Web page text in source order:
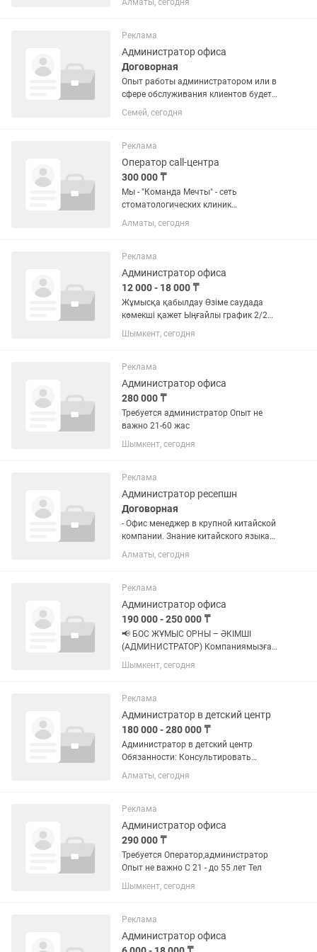
договору График работы: 9:00-18:00
специалист, с опытом, по
документации, по...
Алматы, сегодня
Реклама
Администратор офиса
Договорная
Опыт работы администратором или в
сфере обслуживания клиентов будет
преимуществом. Грамотная устная и
письменная речь. Ответственность,
Доброжелательность,...
Семей, сегодня
Реклама
Оператор call-центра
300 000 ₸
Мы - "Команда Мечты" - сеть
стоматологических клиник
объединяющий 18 клиник в разных
городах. Мы - сильные, амбициозные и
лидерство, забота, развитие и
личный...
Алматы, сегодня
Реклама
Администратор офиса
12 000 - 18 000 ₸
Жұмысқа қабылдау Өзіме саудада
көмекші қажет Ыңғайлы график 2/2
Табыс тұрақты келісімді Уақыты 10:00-
Шымкент, сегодня
Реклама
Администратор офиса
280 000 ₸
Требуется администратор Опыт не
важно 21-60 жас
Шымкент, сегодня
Реклама
Администратор ресепшн
Договорная
- Офис менеджер в крупной китайской
компании. Знание китайского языка
будет преимуществом, но не
обязательный критерий. Английский
Алматы, сегодня
Реклама
Администратор офиса
190 000 - 250 000 ₸
📢 БОС ЖҰМЫС ОРНЫ – ӘКІМШІ
(АДМИНИСТРАТОР) Компаниямызға
жауапты әрі белсенді әкімші қажет.
Міндеттері: - Клиенттерді қабылдау; -
Құжаттармен жұмыс жүргізу; -...
Шымкент, сегодня
Реклама
Администратор в детский центр
180 000 - 280 000 ₸
Администратор в детский центр
Обязанности: Консультировать
посетителей по вопросам, касающимся
оказываемых услуг, продажа
телефонные звонки, увеличение и
ведение...
Алматы, сегодня
Реклама
Администратор офиса
290 000 ₸
Требуется Оператор,администратор
Опыт не важно С 21 - до 55 лет Тел
Шымкент, сегодня
Реклама
Администратор офиса